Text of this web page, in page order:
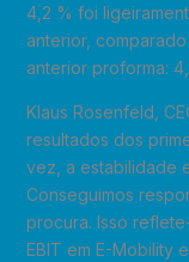
4,2 % foi
anterior,
anterior proforma:
Klaus Rosenfeld,
resultados dos
vez, a estabilidade
Conseguimos
procura. Isso
EBIT em E-Mobility